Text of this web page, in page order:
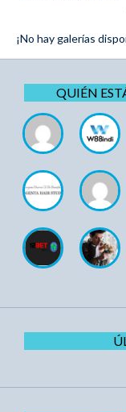
¡No hay galerías
QUIÉN